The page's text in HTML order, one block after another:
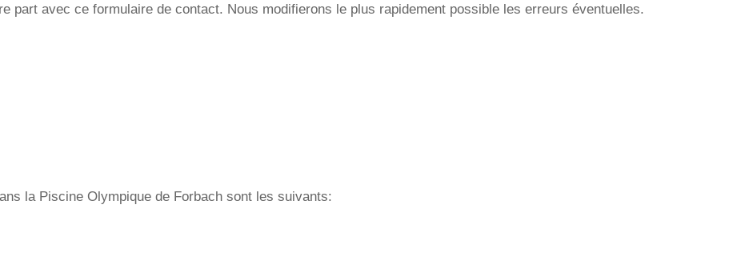
part avec ce formulaire de contact. Nous modifierons le plus rapidement possible les erreurs éventuelles.
la Piscine Olympique de Forbach sont les suivants: